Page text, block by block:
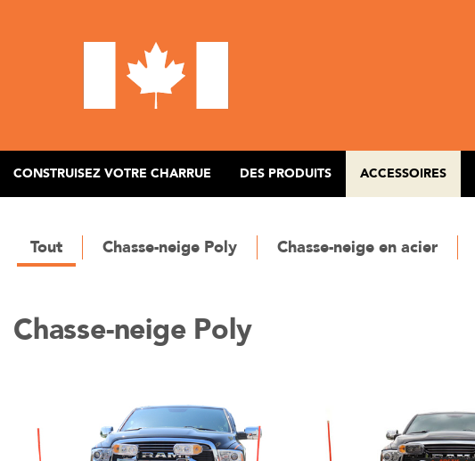
CONSTRUISEZ VOTRE CHARRUE DES PRODUITS ACCESSOIRES
Tout Chasse-neige Poly Chasse-neige en acier
Chasse-neige Poly